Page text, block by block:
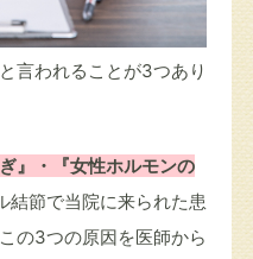
言われることが3つあり
』・『女性ホルモンの
結節で当院に来られた患
の3つの原因を医師から